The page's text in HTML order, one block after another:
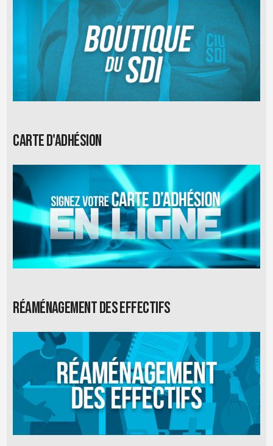
Carte d'adhésion
Réaménagement des effectifs